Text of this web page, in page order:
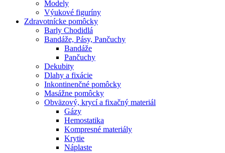
Modely
Výukové figuríny
Zdravotnícke pomôcky
Barly Chodidlá
Bandáže, Pásy, Pančuchy
Bandáže
Pančuchy
Dekubity
Dlahy a fixácie
Inkontinenčné pomôcky
Masážne pomôcky
Obväzový, krycí a fixačný materiál
Gázy
Hemostatika
Kompresné materiály
Krytie
Náplaste